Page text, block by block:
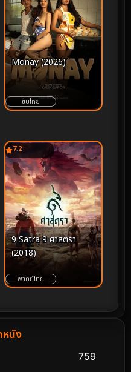
Monay (2026)
ซับไทย
7.2
9 Satra 9 ศาสตรา
(2018)
พากย์ไทย
หนัง
759